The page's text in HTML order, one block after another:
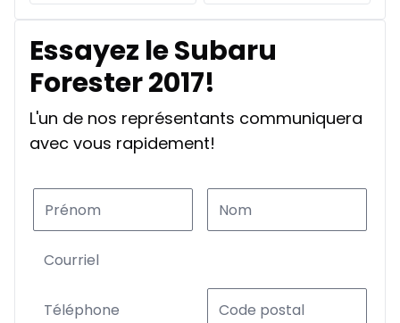
Essayez le Subaru
Forester 2017!
L'un de nos représentants communiquera
avec vous rapidement!